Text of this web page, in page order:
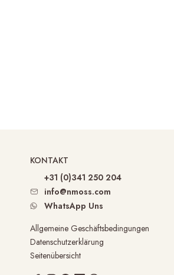
KONTAKT
+31 (0)341 250 204
info@nmoss.com
WhatsApp Uns
Allgemeine Geschäftsbedingungen
Datenschutzerklärung
Seitenübersicht